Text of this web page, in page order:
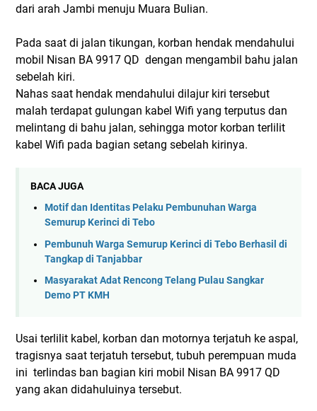
dari arah Jambi menuju Muara Bulian.
Pada saat di jalan tikungan, korban hendak mendahului
mobil Nisan BA 9917 QD dengan mengambil bahu jalan
sebelah kiri.
Nahas saat hendak mendahului dilajur kiri tersebut
malah terdapat gulungan kabel Wifi yang terputus dan
melintang di bahu jalan, sehingga motor korban terlilit
kabel Wifi pada bagian setang sebelah kirinya.
BACA JUGA
Motif dan Identitas Pelaku Pembunuhan Warga
Semurup Kerinci di Tebo
Pembunuh Warga Semurup Kerinci di Tebo Berhasil di
Tangkap di Tanjabbar
Masyarakat Adat Rencong Telang Pulau Sangkar
Demo PT KMH
Usai terlilit kabel, korban dan motornya terjatuh ke aspal,
tragisnya saat terjatuh tersebut, tubuh perempuan muda
ini terlindas ban bagian kiri mobil Nisan BA 9917 QD
yang akan didahuluinya tersebut.